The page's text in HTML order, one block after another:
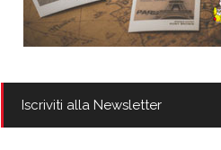
Iscriviti alla Newsletter